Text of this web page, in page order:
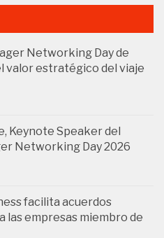
Networking Day de
valor estratégico del viaje
Keynote Speaker del
Networking Day 2026
facilita acuerdos
las empresas miembro de